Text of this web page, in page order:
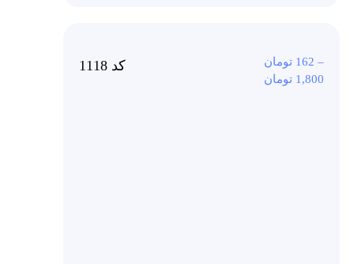
کد 1118 162 تومان
–
1,800 تومان